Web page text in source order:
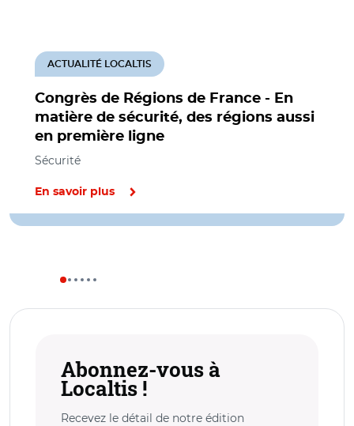
Congrès de Régions de France - En
matière de sécurité, des régions aussi
en première ligne
ACTUALITÉ LOCALTIS
Sécurité
En savoir plus
Abonnez-vous à
Localtis !
Recevez le détail de notre édition